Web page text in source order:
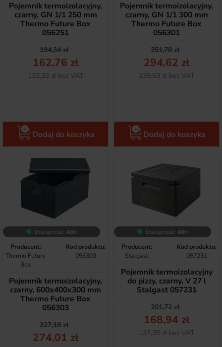
Pojemnik termoizolacyjny,
czarny, GN 1/1 250 mm
Thermo Future Box
056251
Cena podstawowa
194,34 zł
Cena
162,76 zł
Netto
132,33 zł bez VAT
Dodaj do koszyka
Pojemnik termoizolacyjny,
czarny, GN 1/1 300 mm
Thermo Future Box
056301
Cena
351,78 zł
Cena
294,62 zł
Netto
239,53 zł bez VAT
Dodaj do koszyka
Dostępność: 48h
Producent:
Thermo Future
Box
Kod produktu:
056303
Pojemnik termoizolacyjny,
czarny, 600x400x300 mm
Thermo Future Box
056303
Cena podstawowa
327,18 zł
Cena
274,01 zł
Dostępność: 48h
Producent:
Stalgast
Kod produktu:
057231
Pojemnik termoizolacyjny
do pizzy, czarny, V 27 l
Stalgast 057231
Cena
201,72 zł
Cena
168,94 zł
Netto
137,35 zł bez VAT